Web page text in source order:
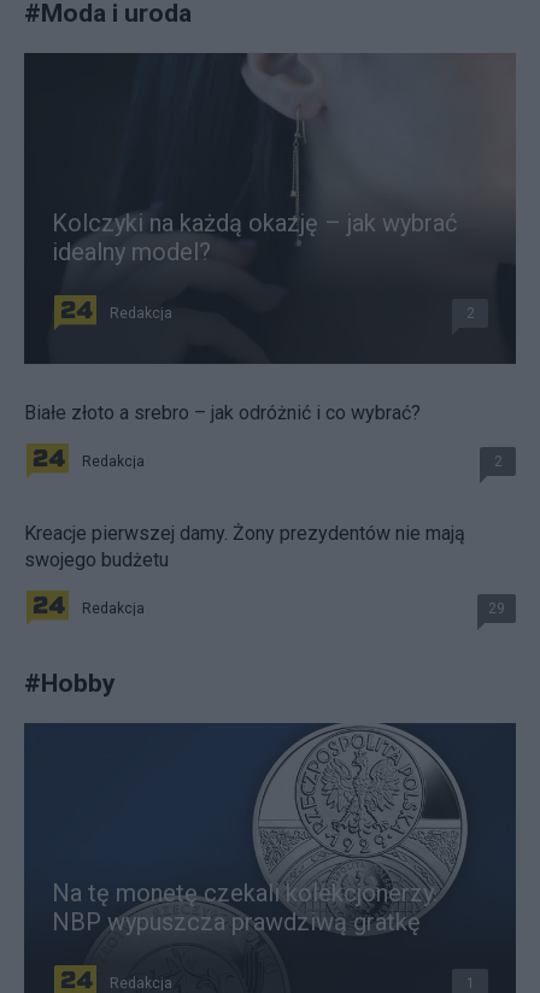
#Moda i uroda
Kolczyki na każdą okazję – jak wybrać
idealny model?
Redakcja 2
Białe złoto a srebro – jak odróżnić i co wybrać?
Redakcja 2
Kreacje pierwszej damy. Żony prezydentów nie mają
swojego budżetu
Redakcja 29
#Hobby
Na tę monetę czekali kolekcjonerzy.
NBP wypuszcza prawdziwą gratkę
Redakcja 1